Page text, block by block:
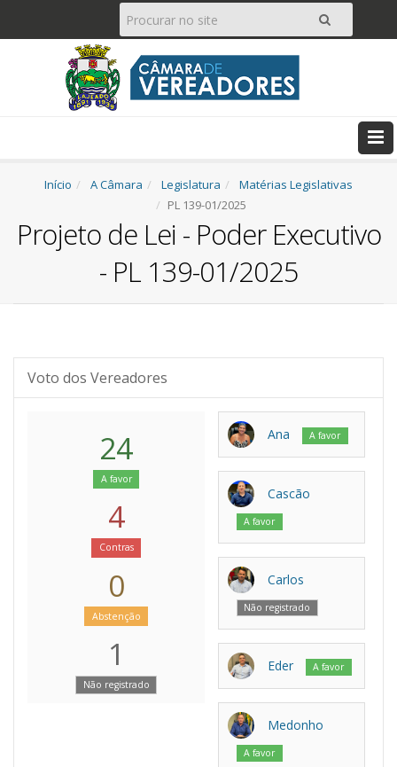
Pesquisar
Início A Câmara Legislatura
Matérias Legislativas
PL 139-01/2025
Projeto de Lei - Poder Executivo
- PL 139-01/2025
Voto dos Vereadores
24
A favor
4
Contras
0
Abstenção
1
Não registrado
Ana A favor
Cascão
A favor
Carlos
Não registrado
Eder A favor
Medonho
A favor